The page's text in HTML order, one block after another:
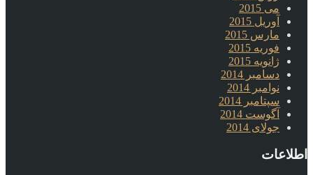
می 2015
آوریل 2015
مارس 2015
فوریه 2015
ژانویه 2015
دسامبر 2014
نوامبر 2014
سپتامبر 2014
آگوست 2014
جولای 2014
اطلاعات